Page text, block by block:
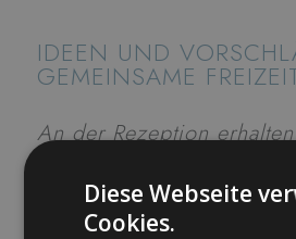
IDEEN UND
GEMEINSAME
An der Rezeption
neugierig zu entdecken,
Diese Webseite
Cookies.